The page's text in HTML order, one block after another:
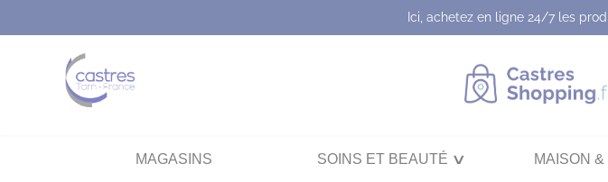
Ici, achetez en ligne 24/7 les
MAGASINS SOINS ET BEAUTÉ MAISON